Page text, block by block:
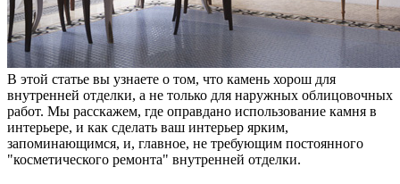
В этой статье вы узнаете о том, что камень хорош для
внутренней отделки, а не только для наружных облицовочных
работ. Мы расскажем, где оправдано использование камня в
интерьере, и как сделать ваш интерьер ярким,
запоминающимся, и, главное, не требующим постоянного
"косметического ремонта" внутренней отделки.